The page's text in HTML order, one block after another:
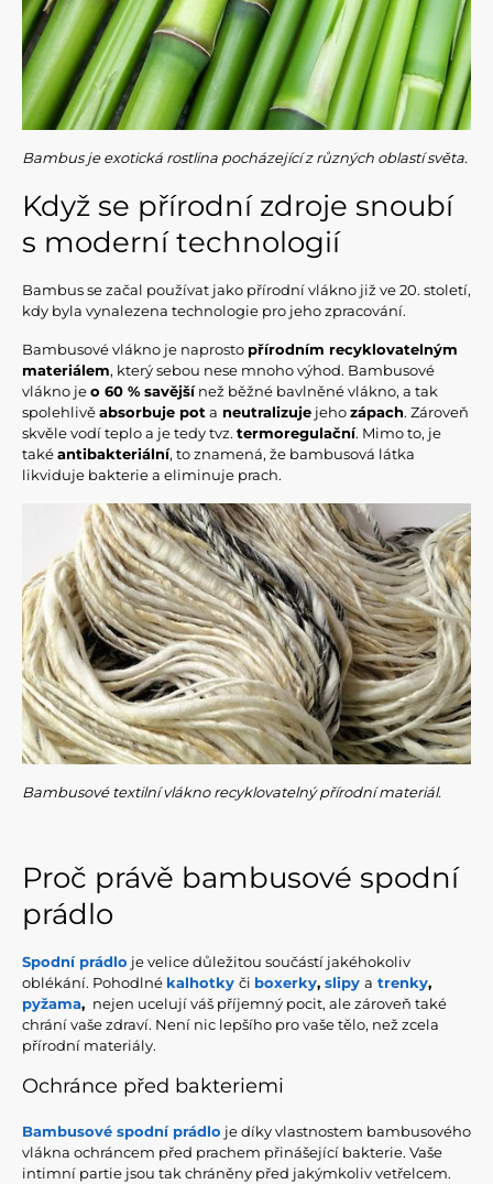
Bambus je exotická rostlina pocházející z různých oblastí světa.
Když se přírodní zdroje snoubí
s moderní technologií
Bambus se začal používat jako přírodní vlákno již ve 20. století,
kdy byla vynalezena technologie pro jeho zpracování.
Bambusové vlákno je naprosto přírodním recyklovatelným
materiálem, který sebou nese mnoho výhod. Bambusové
vlákno jeo 60 % savějšínež běžné bavlněné vlákno, a tak
spolehlivěabsorbuje pot a neutralizuje jehozápach. Zároveň
skvěle vodí teplo a je tedy tvz. termoregulační. Mimo to, je
takéantibakteriální, to znamená, že bambusová látka
likviduje bakterie a eliminuje prach.
Bambusové textilní vlákno recyklovatelný přírodní materiál.
Proč právě bambusové spodní
prádlo
Spodní prádlo je velice důležitou součástí jakéhokoliv
oblékání. Pohodlné kalhotky či boxerky, slipy a trenky,
pyžama, nejen ucelují váš příjemný pocit, ale zároveň také
chrání vaše zdraví. Není nic lepšího pro vaše tělo, než zcela
přírodní materiály.
Ochránce před bakteriemi
Bambusové spodní prádlo je díky vlastnostem bambusového
vlákna ochráncem před prachem přinášející bakterie. Vaše
intimní partie jsou tak chráněny před jakýmkoliv vetřelcem.